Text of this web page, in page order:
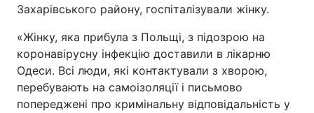
Захарівського району, госпіталізували жінку.
«Жінку, яка прибула з Польщі, з підозрою на
коронавірусну інфекцію доставили в лікарню
Одеси. Всі люди, які контактували з хворою,
перебувають на самоізоляції і письмово
попереджені про кримінальну відповідальність у